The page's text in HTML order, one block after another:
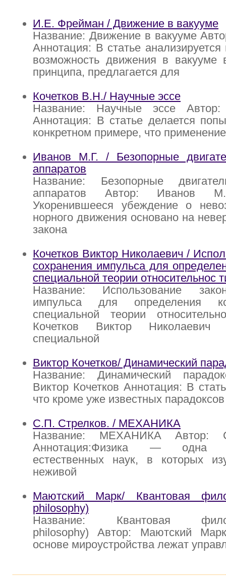
И.Е. Фрейман / Движение в вакууме
Название: Движение в вакууме
Аннотация: В статье
возможность движения в вакууме
принципа, предлагается для
Кочетков В.Н./ Научные эссе
Название: Научные эссе
Аннотация: В статье делается
конкретном примере, что
Иванов М.Г. / Безопорные
аппаратов
Название: Безопорные
аппаратов Автор: Иванов
Укоренившееся убеждение о
норного движения основано на
закона
Кочетков Виктор Николаевич /
сохранения импульса для
специальной теории относительнос
Название: Использование
импульса для определения
специальной теории
Кочетков Виктор
специальной
Виктор Кочетков/ Динамический
Название: Динамический
Виктор Кочетков Аннотация: В
что кроме уже известных
С.П. Стрелков. / МЕХАНИКА
Название: МЕХАНИКА Автор:
Аннотация:Физика — одна
естественных наук, в которых
неживой
Маютский Марк/ Квантовая
philosophy)
Название: Квантовая
philosophy) Автор: Маютский
основе мироустройства лежат